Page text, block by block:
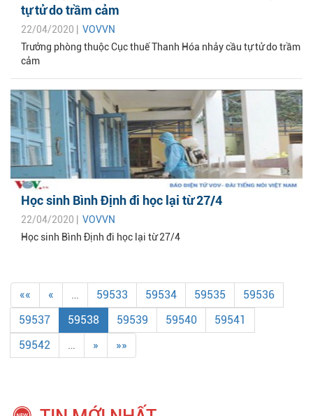
tự tử do trầm cảm
22/04/2020 | VOVVN
Trưởng phòng thuộc Cục thuế Thanh Hóa nhảy cầu tự tử do trầm
cảm
Học sinh Bình Định đi học lại từ 27/4
22/04/2020 | VOVVN
Học sinh Bình Định đi học lại từ 27/4
«« « … 59533 59534 59535
59536
59537
59538 59539 59540
59541
59542
… » »»